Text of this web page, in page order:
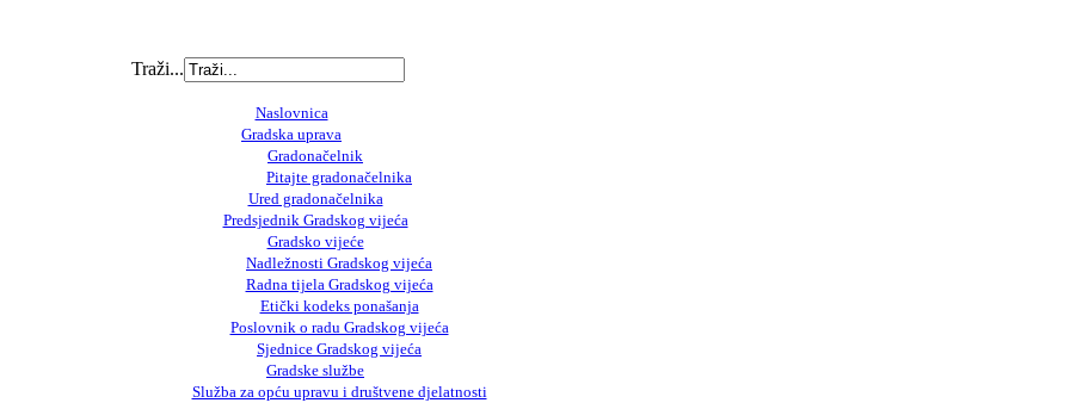
Traži...
Naslovnica
Gradska uprava
Gradonačelnik
Pitajte gradonačelnika
Ured gradonačelnika
Predsjednik Gradskog vijeća
Gradsko vijeće
Nadležnosti Gradskog vijeća
Radna tijela Gradskog vijeća
Etički kodeks ponašanja
Poslovnik o radu Gradskog vijeća
Sjednice Gradskog vijeća
Gradske službe
Služba za opću upravu i društvene djelatnosti